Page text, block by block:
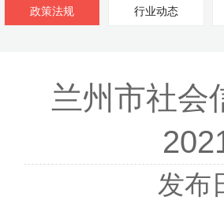
政策法规 行业动态
兰州市社会
发布